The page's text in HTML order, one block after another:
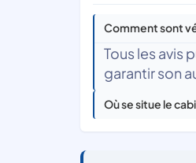
Comment sont
Tous les avis
garantir son
Où se situe le